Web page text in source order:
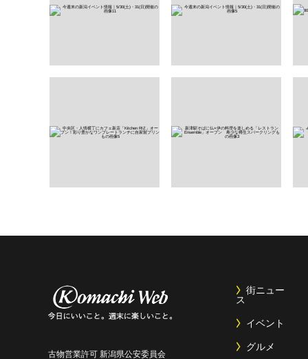
古物営業許可 新潟県公安委員会
街ニュー
ス
イベント
グルメ